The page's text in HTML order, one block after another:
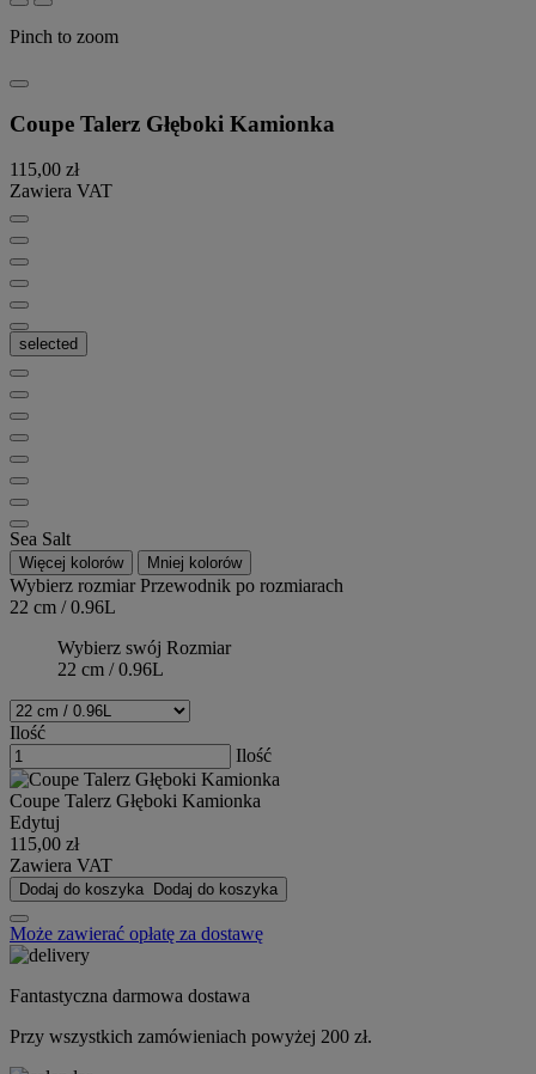
Pinch to zoom
Coupe Talerz Głęboki Kamionka
115,00 zł
Zawiera VAT
selected
Sea Salt
Więcej kolorów Mniej kolorów
Wybierz rozmiarPrzewodnik po rozmiarach
22 cm / 0.96L
Wybierz swój Rozmiar
22 cm / 0.96L
Ilość
Ilość
Coupe Talerz Głęboki Kamionka
Edytuj
115,00 zł
Zawiera VAT
Dodaj do koszyka Dodaj do koszyka
Może zawierać opłatę za dostawę
Fantastyczna darmowa dostawa
Przy wszystkich zamówieniach powyżej 200 zł.